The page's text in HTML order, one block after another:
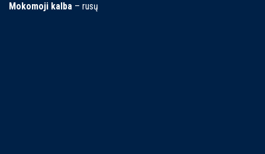
Mokomoji kalba – rusų